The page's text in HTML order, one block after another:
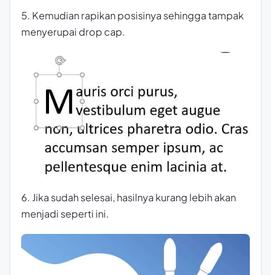
5. Kemudian rapikan posisinya sehingga tampak
menyerupai drop cap.
6. Jika sudah selesai, hasilnya kurang lebih akan
menjadi seperti ini.